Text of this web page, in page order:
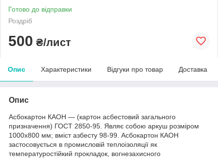
Готово до відправки
Роздріб
500 ₴/лист
Опис Характеристики Відгуки про товар Доставка
Опис
Асбокартон КАОН — (картон асбестовий загального
призначення) ГОСТ 2850-95. Являє собою аркуш розміром
1000х800 мм; вміст азбесту 98-99. Асбокартон КАОН
застосовується в промисловій теплоізоляції як
температуростійкий прокладок, вогнезахисного